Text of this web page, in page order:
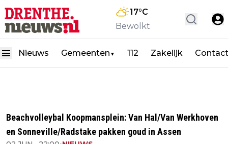
17°C
Bewolkt
Nieuws Gemeenten ▼ 112 Zakelijk Contact
Beachvolleybal Koopmansplein: Van Hal/Van Werkhoven
en Sonneville/Radstake pakken goud in Assen